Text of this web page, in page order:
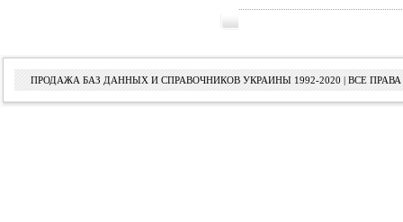
ПРОДАЖА БАЗ ДАННЫХ И СПРАВОЧНИКОВ УКРАИНЫ 1992-2020 | ВСЕ